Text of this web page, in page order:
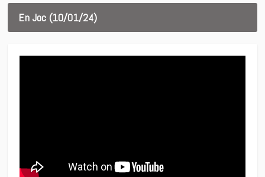
En Joc (10/01/24)